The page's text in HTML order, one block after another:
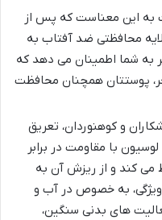
به این معناست که پس از
محافظتی ضد آفتاب به
به شما اطمینان می دهد که
پوستتان همچنان محافظت
و کوهنوردان، تعریق
با مقاومت در برابر
می کند و از ریزش آن به
به خصوص در آب و
های بدنی سنگین،